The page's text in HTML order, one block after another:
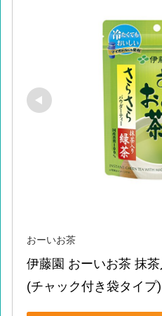
おーいお茶
伊藤園 おーいお茶 抹
(チャック付き袋タイプ)